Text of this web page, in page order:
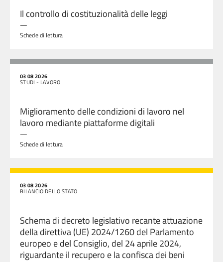
Il controllo di costituzionalità delle leggi
—
Schede di lettura
03 08 2026
STUDI - LAVORO
Miglioramento delle condizioni di lavoro nel
lavoro mediante piattaforme digitali
—
Schede di lettura
03 08 2026
BILANCIO DELLO STATO
Schema di decreto legislativo recante attuazione
della direttiva (UE) 2024/1260 del Parlamento
europeo e del Consiglio, del 24 aprile 2024,
riguardante il recupero e la confisca dei beni